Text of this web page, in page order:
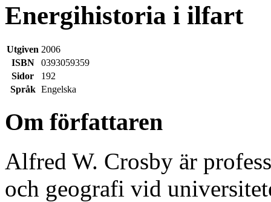
Energihistoria i ilfart
Utgiven 2006
ISBN
0393059359
Sidor
192
Språk Engelska
Om författaren
Alfred W. Crosby är
och geografi vid